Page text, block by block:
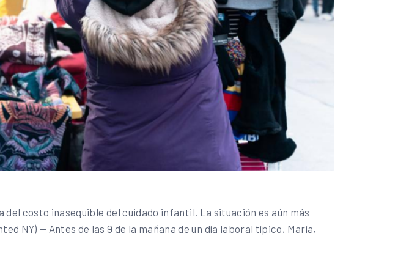
costo inasequible del cuidado infantil. La situación es aún más
NY) — Antes de las 9 de la mañana de un día laboral típico, María,